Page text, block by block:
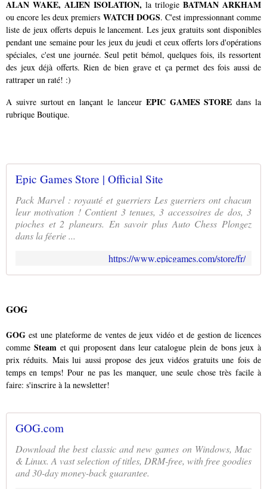
ALAN WAKE, ALIEN ISOLATION, la trilogie BATMAN ARKHAM
ou encore les deux premiers WATCH DOGS. C'est impressionnant comme
liste de jeux offerts depuis le lancement. Les jeux gratuits sont disponibles
pendant une semaine pour les jeux du jeudi et ceux offerts lors d'opérations
spéciales, c'est une journée. Seul petit bémol, quelques fois, ils ressortent
des jeux déjà offerts. Rien de bien grave et ça permet des fois aussi de
rattraper un raté! :)
A suivre surtout en lançant le lanceur EPIC GAMES STORE dans la
rubrique Boutique.
Epic Games Store | Official Site
Pack Marvel : royauté et guerriers Les guerriers ont chacun
leur motivation ! Contient 3 tenues, 3 accessoires de dos, 3
pioches et 2 planeurs. En savoir plus Auto Chess Plongez
dans la féerie ...
https://www.epicgames.com/store/fr/
GOG
GOG est une plateforme de ventes de jeux vidéo et de gestion de licences
comme Steam et qui proposent dans leur catalogue plein de bons jeux à
prix réduits. Mais lui aussi propose des jeux vidéos gratuits une fois de
temps en temps! Pour ne pas les manquer, une seule chose très facile à
faire: s'inscrire à la newsletter!
GOG.com
Download the best classic and new games on Windows, Mac
& Linux. A vast selection of titles, DRM-free, with free goodies
and 30-day money-back guarantee.